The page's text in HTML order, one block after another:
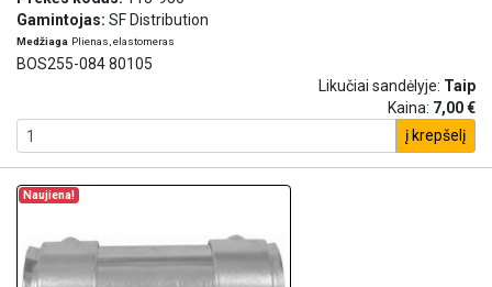
Gamintojas: SF Distribution
Medžiaga Plienas, elastomeras
BOS255-084 80105
Likučiai sandėlyje: Taip
Kaina: 7,00 €
į krepšelį
Naujiena!